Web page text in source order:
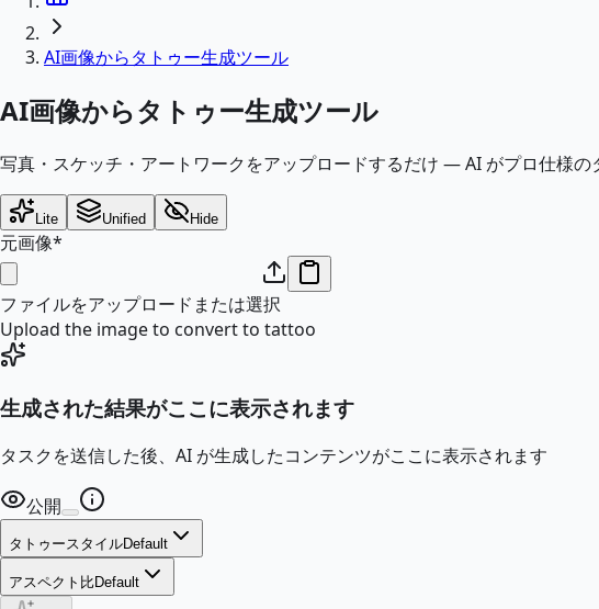
AI画像からタトゥー生成ツール
AI画像からタトゥー生成ツール
写真・スケッチ・アートワークをアップロードするだけ — AI がプロ仕様
Lite Unified Hide
元画像*
ファイルをアップロードまたは選択
Upload the image to convert to tattoo
生成された結果がここに表示されます
タスクを送信した後、AI が生成したコンテンツがここに表示されます
公開
タトゥースタイルDefault
アスペクト比Default